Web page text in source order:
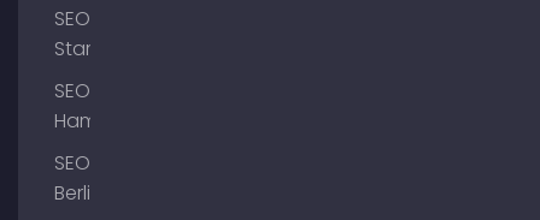
SEO
Starnberg
SEO
Hamburgo
SEO
Berlim